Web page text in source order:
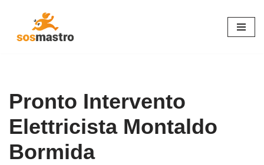
Pronto Intervento
Elettricista Montaldo
Bormida